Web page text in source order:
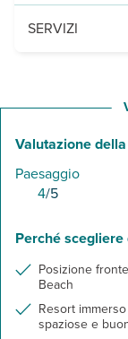
3 ristoranti, di
SERVIZI
Valutazione
Paesaggio
4/5
Perché
Posizione
Beach
Resort
spaziose e